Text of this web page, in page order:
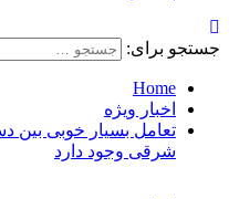
جستجو برای:
Home
اخبار ویژه
تعامل بسیار خوبی بین
شرقی وجود دارد